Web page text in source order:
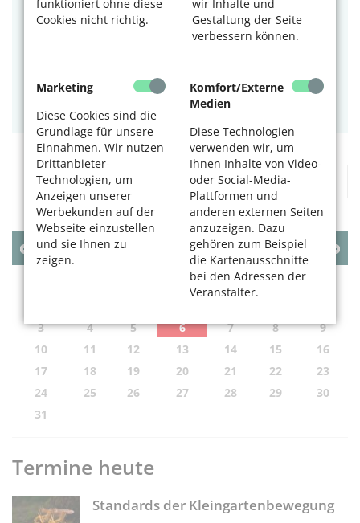
funktioniert ohne diese
Cookies nicht richtig.
wir Inhalte und
Gestaltung der Seite
verbessern können.
Marketing
Diese Cookies sind die
Grundlage für unsere
Einnahmen. Wir nutzen
Drittanbieter-
Technologien, um
Anzeigen unserer
Werbekunden auf der
Webseite einzustellen
und sie Ihnen zu
zeigen.
Komfort/Externe
Medien
Diese Technologien
verwenden wir, um
Ihnen Inhalte von Video-
oder Social-Media-
Plattformen und
anderen externen Seiten
anzuzeigen. Dazu
gehören zum Beispiel
die Kartenausschnitte
bei den Adressen der
Veranstalter.
Jeden 2. und 4. Dienstag im Monat.
11.08.2026, 15 Uhr
SeniorenNetzwerk Ensen c/o Seniorenvertretung
1 2 ... 21
AUGUST2026
FR SA
3
4 5 6 7 8
9
10
11 12 13 14 15
16
17
18 19 20 21 22
23
24
25 26 27 28 29
30
31
Termine heute
Standards der Kleingartenbewegung